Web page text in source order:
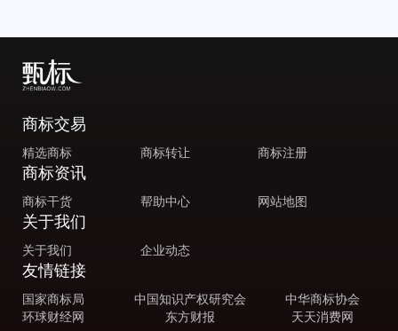
商标交易
精选商标 商标转让 商标注册
商标资讯
商标干货 帮助中心 网站地图
关于我们
关于我们 企业动态
友情链接
国家商标局 中国知识产权研究会
中华商标协会
环球财经网
东方财报 天天消费网